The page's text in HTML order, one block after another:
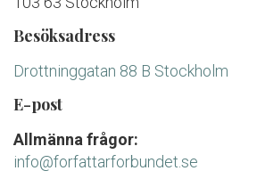
Besöksadress
Drottninggatan 88 B Stockholm
E-post
Allmänna frågor:
info@forfattarforbundet.se